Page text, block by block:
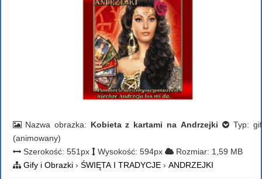
Nazwa obrazka: Kobieta z kartami na Andrzejki
Typ: gif
(animowany)
Szerokość: 551px Wysokość: 594px
Rozmiar: 1,59 MB
Gify i Obrazki› ŚWIĘTA I TRADYCJE › ANDRZEJKI